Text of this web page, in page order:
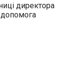
директора